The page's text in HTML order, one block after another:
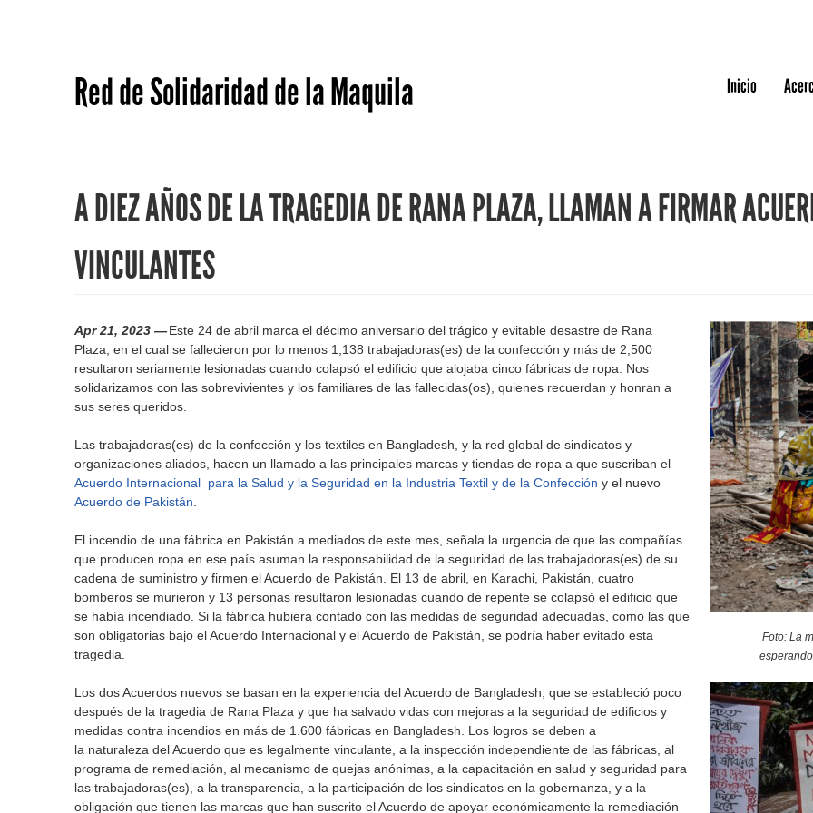
Red de Solidaridad de la Maquila Inicio
A DIEZ AÑOS DE LA TRAGEDIA DE RANA PLAZA, LLAMAN A FIRMAR
VINCULANTES
Apr 21, 2023 —
Foto: La
Este 24 de abril marca el décimo aniversario del trágico y evitable desastre de Rana
Plaza, en el cual se fallecieron por lo menos 1,138 trabajadoras(es) de la confección y más de 2,500
resultaron seriamente lesionadas cuando colapsó el edificio que alojaba cinco fábricas de ropa. Nos
solidarizamos con las sobrevivientes y los familiares de las fallecidas(os), quienes recuerdan y honran a
sus seres queridos.
Las trabajadoras(es) de la confección y los textiles en Bangladesh, y la red global de sindicatos y
organizaciones aliados, hacen un llamado a las principales marcas y tiendas de ropa a que suscriban el
Acuerdo Internacional para la Salud y la Seguridad en la Industria Textil y de la Confección y el nuevo
Acuerdo de Pakistán.
El incendio de una fábrica en Pakistán a mediados de este mes, señala la urgencia de que las compañías
que producen ropa en ese país asuman la responsabilidad de la seguridad de las trabajadoras(es) de su
cadena de suministro y firmen el Acuerdo de Pakistán. El 13 de abril, en Karachi, Pakistán, cuatro
bomberos se murieron y 13 personas resultaron lesionadas cuando de repente se colapsó el edificio que
se había incendiado. Si la fábrica hubiera contado con las medidas de seguridad adecuadas, como las que
son obligatorias bajo el Acuerdo Internacional y el Acuerdo de Pakistán, se podría haber evitado esta
tragedia.
Los dos Acuerdos nuevos se basan en la experiencia del Acuerdo de Bangladesh, que se estableció poco
después de la tragedia de Rana Plaza y que ha salvado vidas con mejoras a la seguridad de edificios y
medidas contra incendios en más de 1.600 fábricas en Bangladesh. Los logros se deben a
la naturaleza del Acuerdo que es legalmente vinculante, a la inspección independiente de las fábricas, al
programa de remediación, al mecanismo de quejas anónimas, a la capacitación en salud y seguridad para
las trabajadoras(es), a la transparencia, a la participación de los sindicatos en la gobernanza, y a la
obligación que tienen las marcas que han suscrito el Acuerdo de apoyar económicamente la remediación